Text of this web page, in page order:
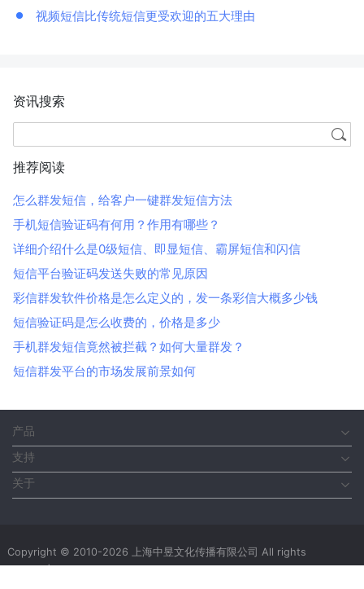
视频短信比传统短信更受欢迎的五大理由
资讯搜索
推荐阅读
怎么群发短信，给客户一键群发短信方法
手机短信验证码有何用？作用有哪些？
详细介绍什么是0级短信、即显短信、霸屏短信和闪信
短信平台验证码发送失败的常见原因
彩信群发软件价格是怎么定义的，发一条彩信大概多少钱
短信验证码是怎么收费的，价格是多少
手机群发短信竟然被拦截？如何大量群发？
短信群发平台的市场发展前景如何
产品
支持
关于
Copyright © 2010-2026 上海中昱文化传播有限公司 All rights
reserved.